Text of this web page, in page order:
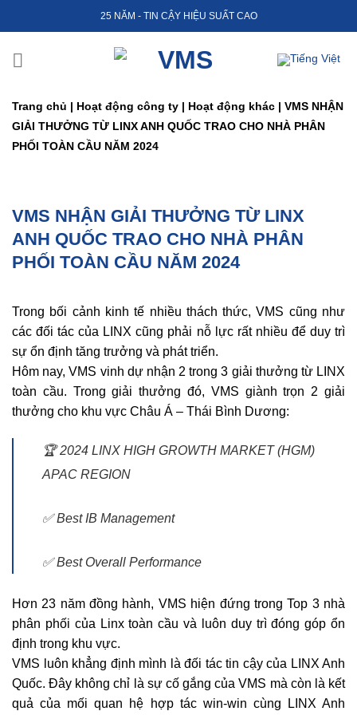
to
25 NĂM - TIN CẬY HIỆU SUẤT CAO
Trang chủ | Hoạt động công ty | Hoạt động khác | VMS NHẬN
GIẢI THƯỞNG TỪ LINX ANH QUỐC TRAO CHO NHÀ PHÂN
PHỐI TOÀN CẦU NĂM 2024
VMS NHẬN GIẢI THƯỞNG TỪ LINX
ANH QUỐC TRAO CHO NHÀ PHÂN
PHỐI TOÀN CẦU NĂM 2024
Trong bối cảnh kinh tế nhiều thách thức, VMS cũng như
các đối tác của LINX cũng phải nỗ lực rất nhiều để duy trì
sự ổn định tăng trưởng và phát triển.
Hôm nay, VMS vinh dự nhận 2 trong 3 giải thưởng từ LINX
toàn cầu. Trong giải thưởng đó, VMS giành trọn 2 giải
thưởng cho khu vực Châu Á – Thái Bình Dương:
🏆 2024 LINX HIGH GROWTH MARKET (HGM)
APAC REGION
✅ Best IB Management
✅ Best Overall Performance
Hơn 23 năm đồng hành, VMS hiện đứng trong Top 3 nhà
phân phối của Linx toàn cầu và luôn duy trì đóng góp ổn
định trong khu vực.
VMS luôn khẳng định mình là đối tác tin cậy của LINX Anh
Quốc. Đây không chỉ là sự cố gắng của VMS mà còn là kết
quả của mối quan hệ hợp tác win-win cùng LINX Anh